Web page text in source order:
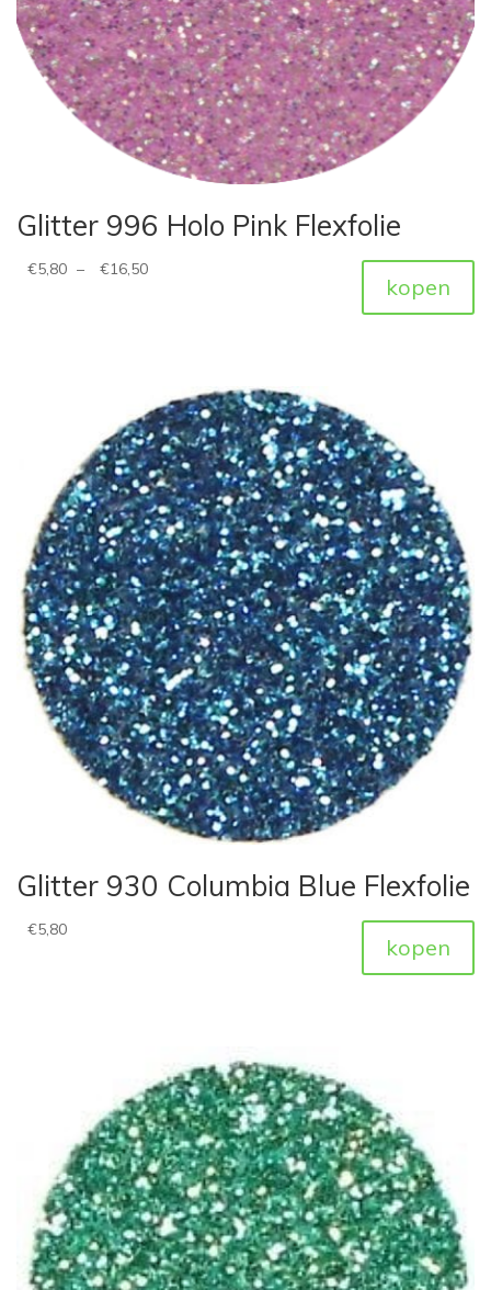
Glitter 996 Holo Pink Flexfolie
€5,80 – €16,50
kopen
Glitter 930 Columbia Blue Flexfolie
€5,80
kopen